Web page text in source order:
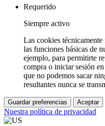
Requerido
Siempre activo
Las cookies técnicamente
las funciones básicas de
ejemplo, para permitirte
compra o iniciar sesión
que no podemos sacar
resultantes nunca se
Guardar preferencias Aceptar
Nuestra política de privacidad